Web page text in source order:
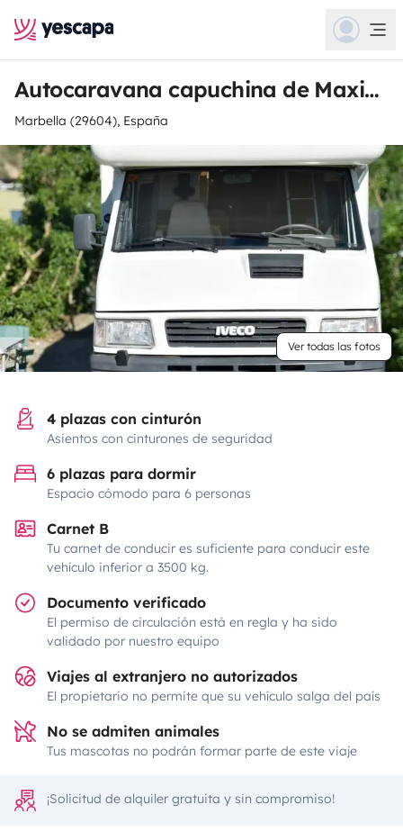
Autocaravana capuchina de Maximiliano
Marbella (29604), España
Ver todas las fotos
4 plazas con cinturón
Asientos con cinturones de seguridad
6 plazas para dormir
Espacio cómodo para 6 personas
Carnet B
Tu carnet de conducir es suficiente para conducir este
vehículo inferior a 3500 kg.
Documento verificado
El permiso de circulación está en regla y ha sido
validado por nuestro equipo
Viajes al extranjero no autorizados
El propietario no permite que su vehículo salga del país
No se admiten animales
Tus mascotas no podrán formar parte de este viaje
¡Solicitud de alquiler gratuita y sin compromiso!